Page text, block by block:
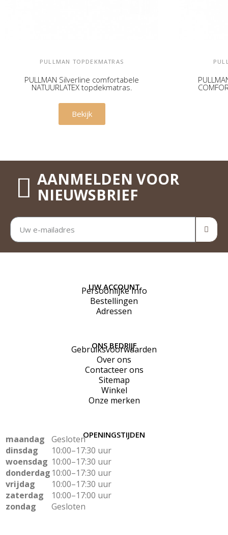
PULLMAN TOPDEKMATRAS
PULLMAN Silverline comfortabele
NATUURLATEX topdekmatras.
€ 539,00
Bekijk
AANMELDEN VOOR
NIEUWSBRIEF
UW ACCOUNT
Persoonlijke Info
Bestellingen
Adressen
ONS BEDRIJF
Gebruiksvoorwaarden
Over ons
Contacteer ons
Sitemap
Winkel
Onze merken
OPENINGSTIJDEN
maandag
Gesloten
dinsdag
10:00–17:30 uur
woensdag 10:00–17:30 uur
donderdag 10:00–17:30 uur
vrijdag
10:00–17:30 uur
zaterdag
10:00–17:00 uur
zondag
Gesloten